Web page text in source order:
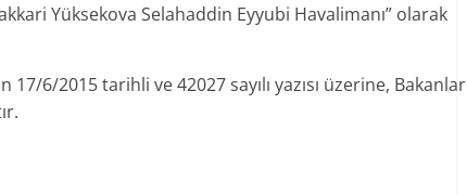
Yüksekova Selahaddin Eyyubi Havalimanı” olarak
17/6/2015 tarihli ve 42027 sayılı yazısı üzerine, Bakanlar